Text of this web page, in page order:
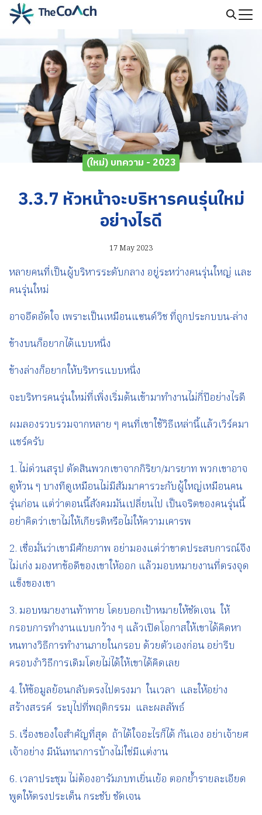
Skip
content
for:
(ใหม่) บทความ - 2023
3.3.7 หัวหน้าจะบริหารคนรุ่นใหม่
อย่างไรดี
17 May 2023
หลายคนที่เป็นผู้บริหารระดับกลาง อยู่ระหว่างคนรุ่นใหญ่ และ
คนรุ่นใหม่
อาจอึดอัดใจ เพราะเป็นเหมือนแซนด์วิช ที่ถูกประกบบน-ล่าง
ข้างบนก็อยากได้แบบหนึ่ง
ข้างล่างก็อยากให้บริหารแบบหนึ่ง
จะบริหารคนรุ่นใหม่ที่เพิ่งเริ่มต้นเข้ามาทำงานไม่กี่ปีอย่างไรดี
ผมลองรวบรวมจากหลาย ๆ คนที่เขาใช้วิธีเหล่านี้แล้วเวิร์คมา
แชร์ครับ
1. ไม่ด่วนสรุป ตัดสินพวกเขาจากกิริยา/มารยาท พวกเขาอาจ
ดูห้วน ๆ บางทีดูเหมือนไม่มีสัมมาคารวะกับผู้ใหญ่เหมือนคน
รุ่นก่อน แต่ว่าตอนนี้สังคมมันเปลี่ยนไป เป็นจริตของคนรุ่นนี้
อย่าคิดว่าเขาไม่ให้เกียรติหรือไม่ให้ความเคารพ
2. เชื่อมั่นว่าเขามีศักยภาพ อย่ามองแต่ว่าขาดประสบการณ์จึง
ไม่เก่ง มองหาข้อดีของเขาให้ออก แล้วมอบหมายงานที่ตรงจุด
แข็งของเขา
3. มอบหมายงานท้าทาย โดยบอกเป้าหมายให้ชัดเจน ให้
กรอบการทำงานแบบกว้าง ๆ แล้วเปิดโอกาสให้เขาได้คิดหา
หนทางวิธีการทำงานภายในกรอบ ด้วยตัวเองก่อน อย่ารีบ
ครอบงำวิธีการเดิมโดยไม่ได้ให้เขาได้คิดเลย
4. ให้ข้อมูลย้อนกลับตรงไปตรงมา ในเวลา และให้อย่าง
สร้างสรรค์ ระบุไปที่พฤติกรรม และผลลัพธ์
5. เรื่องของใจสำคัญที่สุด ถ้าได้ใจอะไรก็ได้ กันเอง อย่าเจ้ายศ
เจ้าอย่าง มีนันทนาการบ้างไม่ใช่มีแต่งาน
6. เวลาประชุม ไม่ต้องอารัมภบทเยิ่นเย้อ ตอกย้ำรายละเอียด
พูดให้ตรงประเด็น กระชับ ชัดเจน